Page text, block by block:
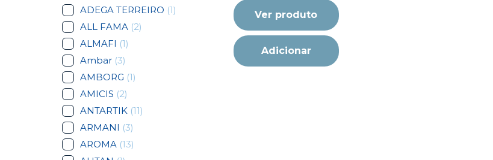
ADEGA TERREIRO (1)
ALL FAMA (2)
ALMAFI (1)
Ambar (3)
AMBORG (1)
AMICIS (2)
ANTARTIK (11)
ARMANI (3)
AROMA (13)
Ver produto
Adicionar